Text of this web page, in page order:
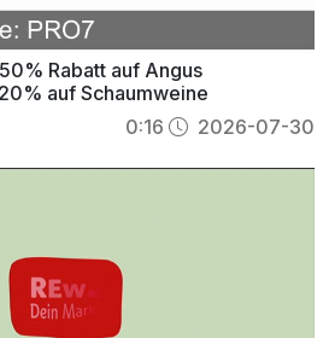
Rabatt auf Angus
auf Schaumweine
0:16 2026-07-30